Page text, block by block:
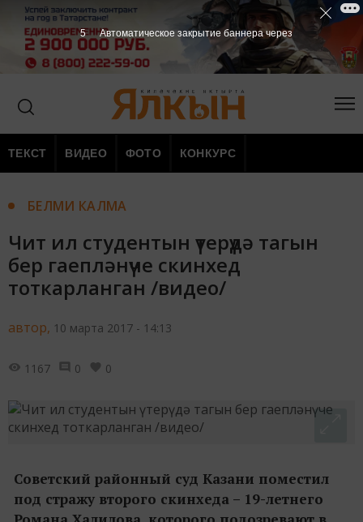
ТЕКСТ ВИДЕО ФОТО КОНКУРС
БЕЛМИ КАЛМА
Чит ил студентын үтерүдә тагын
бер гаепләнүче скинхед
тоткарланган /видео/
автор, 10 марта 2017 - 14:13
1167 0 0
Советский районный суд Казани поместил
под стражу второго скинхеда – 19-летнего
3 Автоматическое закрытие баннера через